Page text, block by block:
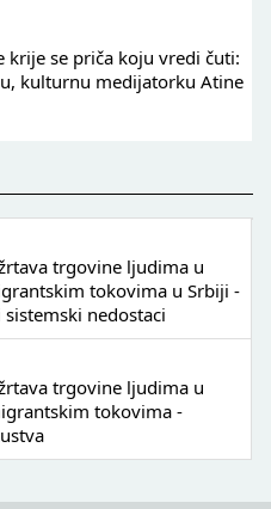
krije se priča koju vredi čuti:
kulturnu medijatorku Atine
trgovine ljudima u
tokovima u Srbiji -
nedostaci
trgovine ljudima u
tokovima -